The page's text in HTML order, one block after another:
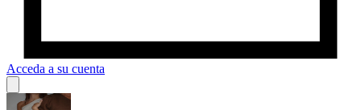
Acceda a su cuenta